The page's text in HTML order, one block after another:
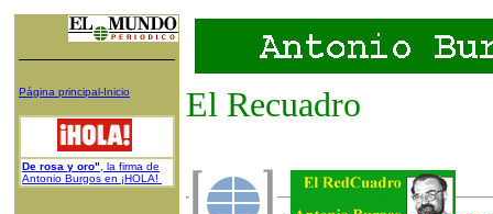
Página principal-Inicio
De rosa y oro" , la firma de
Antonio Burgos en ¡HOLA!
El Recuadro